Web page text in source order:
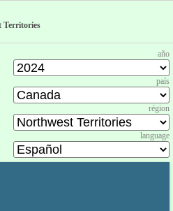
Territories
año
país
région
language